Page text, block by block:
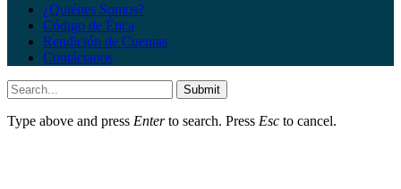
¿Quiénes Somos?
Código de Ética
Rendición de Cuentas
Contáctanos
Submit
Type above and press Enterto search. Press Esc to cancel.